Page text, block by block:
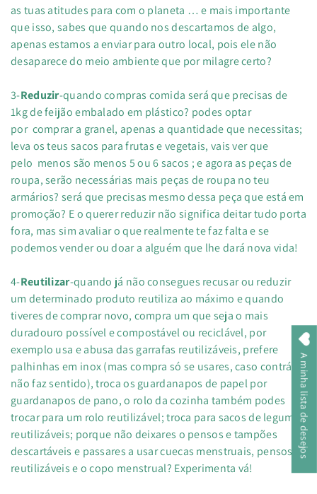
as tuas atitudes para com o planeta … e mais importante
que isso, sabes que quando nos descartamos de algo,
apenas estamos a enviar para outro local, pois ele não
desaparece do meio ambiente que por milagre certo?
3-Reduzir-quando compras comida será que precisas de
1kg de feijão embalado em plástico? podes optar
por comprar a granel, apenas a quantidade que necessitas;
leva os teus sacos para frutas e vegetais, vais ver que
pelo menos são menos 5 ou 6 sacos ; e agora as peças de
roupa, serão necessárias mais peças de roupa no teu
armários? será que precisas mesmo dessa peça que está em
promoção? E o querer reduzir não significa deitar tudo porta
fora, mas sim avaliar o que realmente te faz falta e se
podemos vender ou doar a alguém que lhe dará nova vida!
4-Reutilizar-quando já não consegues recusar ou reduzir
um determinado produto reutiliza ao máximo e quando
tiveres de comprar novo, compra um que seja o mais
duradouro possível e compostável ou reciclável, por
exemplo usa e abusa das garrafas reutilizáveis, prefere
palhinhas em inox (mas compra só se usares, caso contrário
não faz sentido), troca os guardanapos de papel por
guardanapos de pano, o rolo da cozinha também podes
trocar para um rolo reutilizável; troca para sacos de legumes
reutilizáveis; porque não deixares o pensos e tampões
descartáveis e passares a usar cuecas menstruais, pensos
reutilizáveis e o copo menstrual? Experimenta vá!
A minha lista de desejos